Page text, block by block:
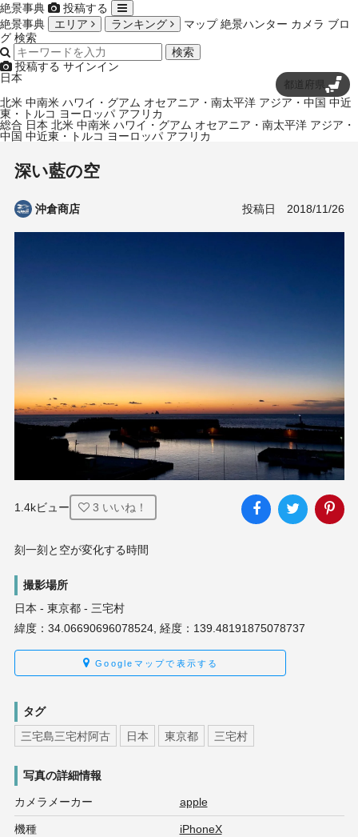
絶景事典
投稿する
絶景事典
エリア ランキング マップ 絶景ハンター カメラ ブロ
グ 検索
検索
投稿する サインイン
日本
都道府県
北米 中南米 ハワイ・グアム オセアニア・南太平洋 アジア・中国 中近
東・トルコ ヨーロッパ アフリカ
総合 日本 北米 中南米 ハワイ・グアム オセアニア・南太平洋 アジア・
中国 中近東・トルコ ヨーロッパ アフリカ
深い藍の空
沖倉商店 投稿日 2018/11/26
1.4kビュー 3 いいね！
刻一刻と空が変化する時間
撮影場所
日本 - 東京都 - 三宅村
緯度：34.06690696078524, 経度：139.48191875078737
Googleマップで表示する
タグ
三宅島三宅村阿古
日本 東京都 三宅村
写真の詳細情報
カメラメーカー apple
機種 iPhoneX